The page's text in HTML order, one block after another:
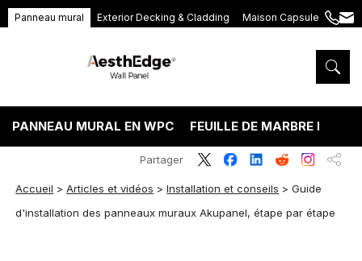
Panneau mural Exterior Decking & Cladding Maison Capsule
+86
5575
PANNEAU MURAL EN WPC FEUILLE DE MARBRE PVC
Accueil >Articles et vidéos >Installation et conseils >Guide
d'installation des panneaux muraux Akupanel, étape par étape
Partager